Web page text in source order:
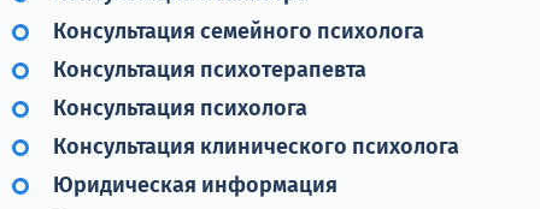
+7 (905) 483-87-88
Адрес call-центра
Иркутск, улица Марата, 22
Консультация семейного психолога
Консультация психотерапевта
Консультация психолога
Консультация клинического психолога
Юридическая информация